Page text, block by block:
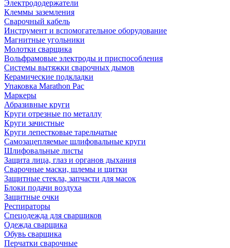
Электрододержатели
Клеммы заземления
Сварочный кабель
Инструмент и вспомогательное оборудование
Магнитные угольники
Молотки сварщика
Вольфрамовые электроды и приспособления
Системы вытяжки сварочных дымов
Керамические подкладки
Упаковка Marathon Pac
Маркеры
Абразивные круги
Круги отрезные по металлу
Круги зачистные
Круги лепестковые тарельчатые
Самозацепляемые шлифовальные круги
Шлифовальные листы
Защита лица, глаз и органов дыхания
Сварочные маски, шлемы и щитки
Защитные стекла, запчасти для масок
Блоки подачи воздуха
Защитные очки
Респираторы
Спецодежда для сварщиков
Одежда сварщика
Обувь сварщика
Перчатки сварочные